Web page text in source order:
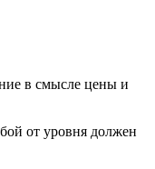
в смысле цены и
от уровня должен